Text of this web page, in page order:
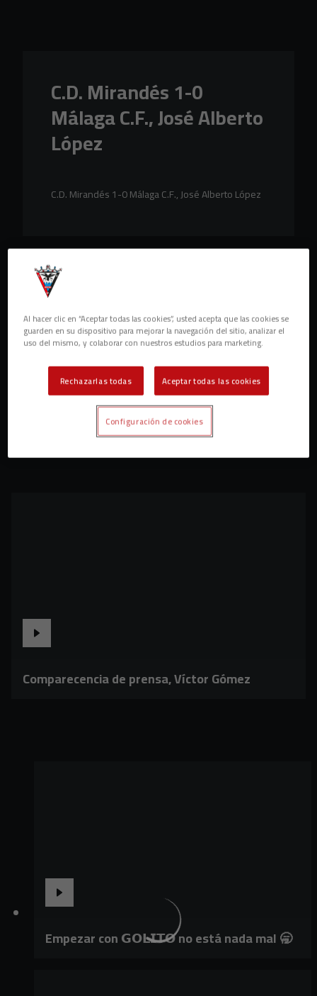
C.D. Mirandés 1-0
Málaga C.F., José Alberto
López
C.D. Mirandés 1-0 Málaga C.F., José Alberto López
Comparecencia de prensa, Víctor Gómez
Empezar con 𝗚𝗢𝗟𝗜𝗧𝗢 no está nada mal 🥱
Al hacer clic en “Aceptar todas las cookies”, usted acepta que las cookies se
guarden en su dispositivo para mejorar la navegación del sitio, analizar el
uso del mismo, y colaborar con nuestros estudios para marketing.
Rechazarlas todas Aceptar todas las cookies
Configuración de cookies